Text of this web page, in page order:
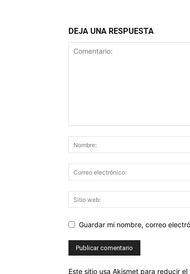
DEJA UNA RESPUESTA
Guardar mi nombre, correo
Este sitio usa Akismet para reducir el